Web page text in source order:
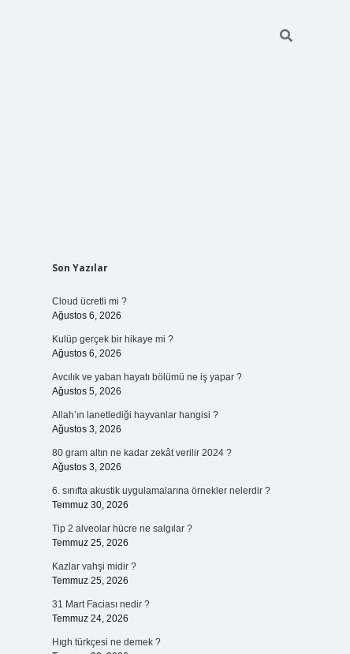
Sidebar
Son Yazılar
Cloud ücretli mi ?
Ağustos 6, 2026
Kulüp gerçek bir hikaye mi ?
Ağustos 6, 2026
Avcılık ve yaban hayatı bölümü ne iş yapar ?
Ağustos 5, 2026
Allah’ın lanetlediği hayvanlar hangisi ?
Ağustos 3, 2026
80 gram altın ne kadar zekât verilir 2024 ?
Ağustos 3, 2026
6. sınıfta akustik uygulamalarına örnekler nelerdir ?
Temmuz 30, 2026
Tip 2 alveolar hücre ne salgılar ?
Temmuz 25, 2026
Kazlar vahşi midir ?
Temmuz 25, 2026
31 Mart Faciası nedir ?
Temmuz 24, 2026
Hıgh türkçesi ne demek ?